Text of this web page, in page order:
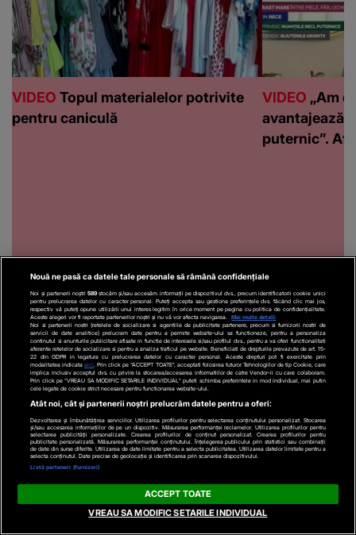
VIDEO Topul materialelor potrivite
pentru caniculă
VIDEO „Am
avantajează
puternic”.
Recomandări video
Alertă alimentară
ACTUALE
VIDEODronă suspectă,
Nouă ne pasă ca datele tale personale să rămână confidențiale
Noi și partenerii noștri 589stocăm și/sau accesăm informații pe dispozitivul dvs., precum identificatorii cookie unici
pentru prelucrarea datelor cu caracter personal. Puteți accepta sau gestiona preferințele dvs. făcând clic mai jos,
respectiv vă puteți opune utilizării unui interes legitim în orice moment pe pagina cu politica de confidențialitate.
Aceste alegeri vor fi raportate partenerilor noștri și nu vă vor afecta navigarea.
Mai multe detalii
Noi si partenerii nostri (retelele de socializare si agentiile de publicitate partenere, precum si furnizorii nostri de
servicii de date analitice) prelucram date pentru a permite website-ului sa functioneze, pentru a personaliza
continutul si anunturile publicitare afisate in functie de interesele si/sau profilul dvs., pentru a va oferi functionalitati
aferente retelelor de socializare si pentru a analiza traficul pe website. Beneficiati de drepturile prevazute de art. 15-
22 din GDPR in legatura cu prelucrarea datelor cu caracter personal. Aceste drepturi pot fi exercitate prin
modalitatea indicataaici . Prin click pe “ACCEPT TOATE”, acceptati folosirea tuturor Tehnologiilor de tip Cookie, care
implica inclusiv acceptul dvs. cu privire la stocarea/accesarea informatiilor de catre Vendor-ii cu care colaboram.
Prin click pe “VREAU SA MODIFIC SETARILE INDIVIDUAL” puteti schimba preferintele in mod individual, mai putin
cele legate de cookie strict necesare pentru functionarea website-ului.
Atât noi, cât și partenerii noștri prelucrăm datele pentru a oferi:
Dezvoltarea și îmbunătățirea serviciilor. Utilizarea profilurilor pentru selectarea conținutului personalizat. Stocarea
și/sau accesarea informațiilor de pe un dispozitiv. Măsurarea performanței reclamelor. Utilizarea profilurilor pentru
selectarea publicității personalizate. Crearea profilurilor de conținut personalizat. Crearea profilurilor pentru
publicitate personalizată. Măsurarea performanței conținutului. Înțelegerea publicului prin statistici sau combinații
de date din surse diferite. Utilizarea de date limitate pentru a selecta publicitatea. Utilizarea datelor limitate pentru a
selecta conținutul. Date precise de geolocație și identificarea prin scanarea dispozitivului.
Listă parteneri (furnizori)
ACCEPT TOATE
VREAU SA MODIFIC SETARILE INDIVIDUAL